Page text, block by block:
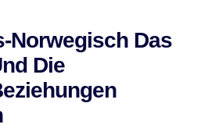
Norwegisch Das
Die